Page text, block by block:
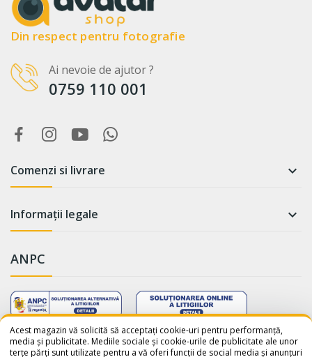
WhatsApp
Din respect pentru fotografie
Ai nevoie de ajutor ?
0759 110 001
Comenzi si livrare 
Informații legale 
ANPC
Acest magazin vă solicită să acceptați cookie-uri pentru performanță,
media și publicitate. Mediile sociale și cookie-urile de publicitate ale unor
terțe părți sunt utilizate pentru a vă oferi funcții de social media și anunțuri